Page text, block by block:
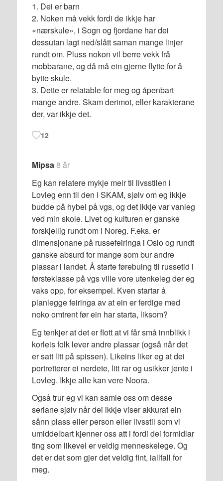
1. Dei er barn
2. Noken må vekk fordi de ikkje har
«nærskule», i Sogn og fjordane har dei
dessutan lagt ned/slått saman mange linjer
rundt om. Pluss nokon vil berre vekk frå
mobbarane, og då må ein gjerne flytte for å
bytte skule.
3. Dette er relatable for meg og åpenbart
mange andre. Skam derimot, eller karakterane
der, var ikkje det.
12
Mipsa8 år
Eg kan relatere mykje meir til livsstilen i
Lovleg enn til den i SKAM, sjølv om eg ikkje
budde på hybel på vgs, og det ikkje var vanleg
ved min skole. Livet og kulturen er ganske
forskjellig rundt om i Noreg. F.eks. er
dimensjonane på russefeiringa i Oslo og rundt
ganske absurd for mange som bur andre
plassar i landet. Å starte førebuing til russetid i
førsteklasse på vgs ville vore utenkeleg der eg
vaks opp, for eksempel. Kven startar å
planlegge feiringa av at ein er ferdige med
noko omtrent før ein har starta, liksom?
Eg tenkjer at det er flott at vi får små innblikk i
korleis folk lever andre plassar (også når det
er satt litt på spissen). Likeins liker eg at dei
portretterer ei nerdete, litt rar og usikker jente i
Lovleg. Ikkje alle kan vere Noora.
Også trur eg vi kan samle oss om desse
seriane sjølv når dei ikkje viser akkurat ein
sånn plass eller person eller livsstil som vi
umiddelbart kjenner oss att i fordi dei formidlar
ting som likevel er veldig menneskelege. Og
det er det som gjer det veldig fint, iallfall for
meg.